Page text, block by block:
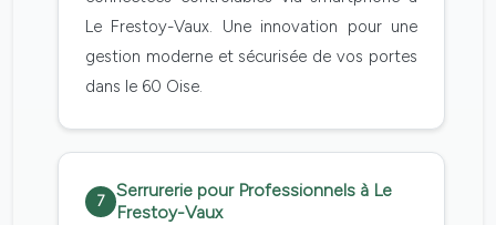
Le Frestoy-Vaux. Une innovation pour une
gestion moderne et sécurisée de vos portes
dans le 60 Oise.
7
Serrurerie pour Professionnels à Le
Frestoy-Vaux